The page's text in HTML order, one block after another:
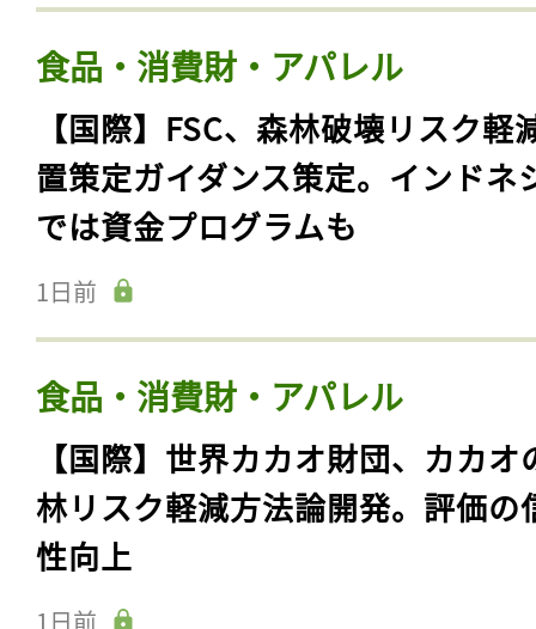
食品・消費財・アパレル
【国際】FSC、森林破壊リスク軽
置策定ガイダンス策定。インドネ
では資金プログラムも
1日前
食品・消費財・アパレル
【国際】世界カカオ財団、カカオ
林リスク軽減方法論開発。評価の
性向上
1日前